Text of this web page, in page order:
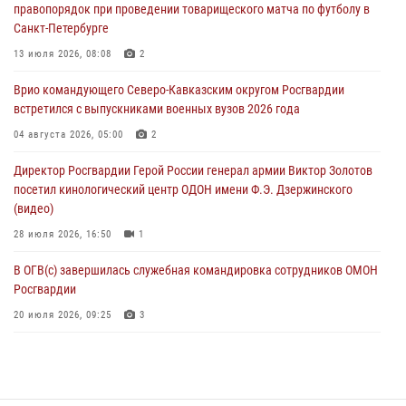
06 августа 2026, 11:33 1
В Зауралье при содействии СОБР Росгвардии ликвидирована
06 августа 2026, 11:27
В Москве росгвардейцы задержали троих мужчин, устроивших
06 августа 2026, 11:20 1
правопорядок при проведении товарищеского матча по футболу в
Санкт-Петербурге
13 июля 2026, 08:08 2
Врио командующего Северо-Кавказским округом Росгвардии
встретился с выпускниками военных вузов 2026 года
04 августа 2026, 05:00 2
Директор Росгвардии Герой России генерал армии Виктор Золотов
посетил кинологический центр ОДОН имени Ф.Э. Дзержинского
(видео)
28 июля 2026, 16:50 1
В ОГВ(с) завершилась служебная командировка сотрудников ОМОН
Росгвардии
20 июля 2026, 09:25 3